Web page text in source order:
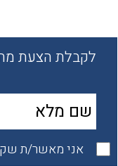
לקבלת הצעת
אני מאשר/ת